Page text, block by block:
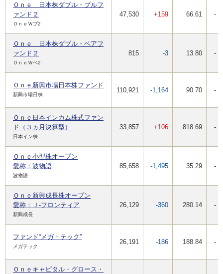
Ｏｎｅ 日本株ダブル・ブルフ
ァンド２
ＯｎｅＷブ2
47,530 +159 66.61 -
Ｏｎｅ 日本株ダブル・ベアフ
ァンド２
ＯｎｅＷベ2
815 -3 13.80 -
Ｏｎｅ新興市場日本株ファンド
新興市場日株
110,921 -1,164 90.70 -
Ｏｎｅ日本インカム株式ファン
ド（３ヵ月決算型）
日本イン株
33,857 +106 818.69 -
Ｏｎｅ小型株オープン
愛称：波物語
波物語
85,658 -1,495 35.29 -
Ｏｎｅ新興成長株オープン
愛称：Ｊ-フロンティア
新興成長
26,129 -360 280.14 -
ファンド“メガ・テック”
メガテック
26,191 -186 188.84 -
Ｏｎｅキャピタル・グロース・